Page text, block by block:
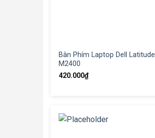
Bàn Phím Laptop Dell Latitude
M2400
420.000₫